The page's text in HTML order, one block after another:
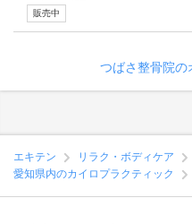
販売中
つばさ整骨院の
エキテン リラク・ボディケア
愛知県内のカイロプラクティック